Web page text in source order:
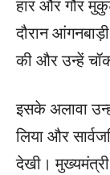
हार और गौर
दौरान
की और उन्हें
इसके अलावा
लिया और
देखी।